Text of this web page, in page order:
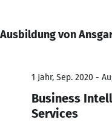
Ausbildung von
1 Jahr, Sep. 2020 -
Business
Services